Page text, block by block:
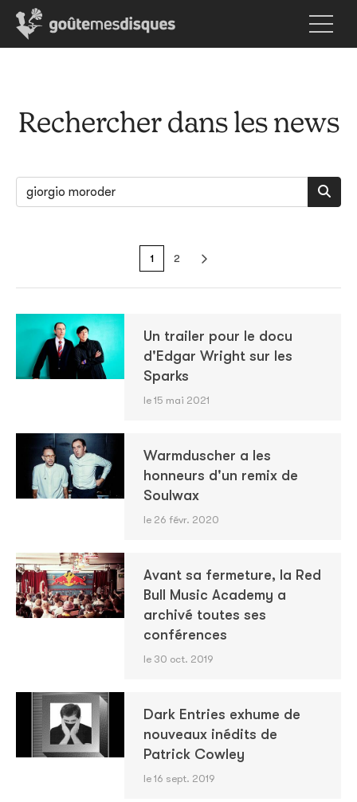
Rechercher dans les news
1 2
Un trailer pour le docu
d'Edgar Wright sur les
Sparks
le 15 mai 2021
Warmduscher a les
honneurs d'un remix de
Soulwax
le 26 févr. 2020
Avant sa fermeture, la Red
Bull Music Academy a
archivé toutes ses
conférences
le 30 oct. 2019
Dark Entries exhume de
nouveaux inédits de
Patrick Cowley
le 16 sept. 2019